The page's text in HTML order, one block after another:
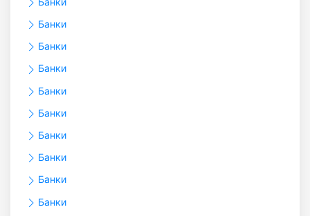
Банки
Банки
Банки
Банки
Банки
Банки
Банки
Банки
Банки